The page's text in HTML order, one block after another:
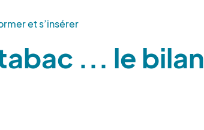
et s’insérer
... le bilan